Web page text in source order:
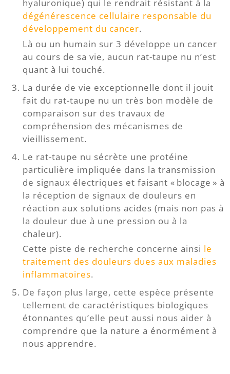
hyaluronique) qui le rendrait résistant à la
dégénérescence cellulaire responsable du
développement du cancer.
Là ou un humain sur 3 développe un cancer
au cours de sa vie, aucun rat-taupe nu n’est
quant à lui touché.
La durée de vie exceptionnelle dont il jouit
fait du rat-taupe nu un très bon modèle de
comparaison sur des travaux de
compréhension des mécanismes de
vieillissement.
Le rat-taupe nu sécrète une protéine
particulière impliquée dans la transmission
de signaux électriques et faisant « blocage » à
la réception de signaux de douleurs en
réaction aux solutions acides (mais non pas à
la douleur due à une pression ou à la
chaleur).
Cette piste de recherche concerne ainsi le
traitement des douleurs dues aux maladies
inflammatoires.
De façon plus large, cette espèce présente
tellement de caractéristiques biologiques
étonnantes qu’elle peut aussi nous aider à
comprendre que la nature a énormément à
nous apprendre.